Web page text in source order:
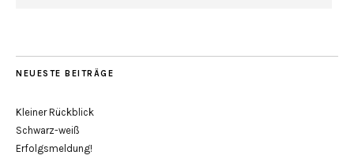
NEUESTE BEITRÄGE
Kleiner Rückblick
Schwarz-weiß
Erfolgsmeldung!